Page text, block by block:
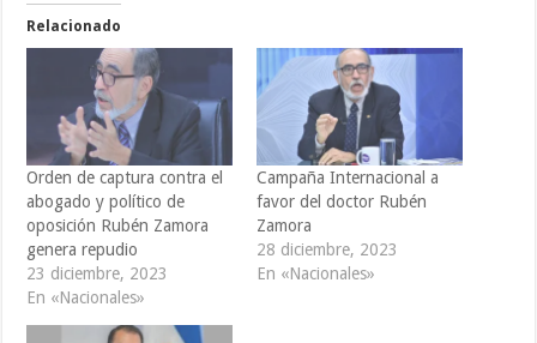
Relacionado
Orden de captura contra el
abogado y político de
oposición Rubén Zamora
genera repudio
23 diciembre, 2023
En «Nacionales»
Campaña Internacional a
favor del doctor Rubén
Zamora
28 diciembre, 2023
En «Nacionales»